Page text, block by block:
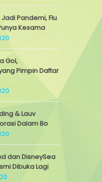
Pandemi, Flu
Kesama
Gol,
Pimpin Daftar
& Lauv
Dalam Bo
dan DisneySea
Dibuka Lagi